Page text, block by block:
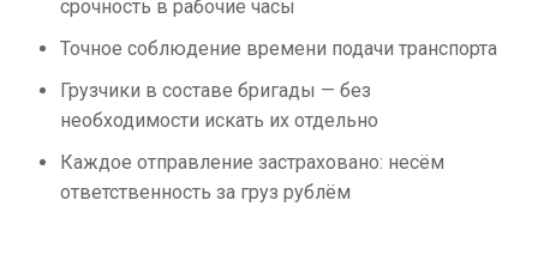
срочность в рабочие часы
Точное соблюдение времени подачи транспорта
Грузчики в составе бригады — без
необходимости искать их отдельно
Каждое отправление застраховано: несём
ответственность за груз рублём